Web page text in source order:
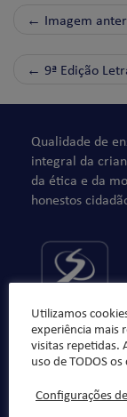
← Imagem
← 9ª Edição
Qualidade de
integral da
da ética e da
honestos
Fale
Utilizamos
experiência mais
visitas repetidas.
uso de TODOS
Configurações